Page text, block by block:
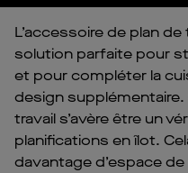
L’accessoire de plan
solution parfaite pour
et pour compléter la
design
travail s’avère être un
planifications en îlot.
davantage d’espace